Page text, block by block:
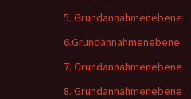
5. Grundannahmenebene
6.Grundannahmenebene
7. Grundannahmenebene
8. Grundannahmenebene